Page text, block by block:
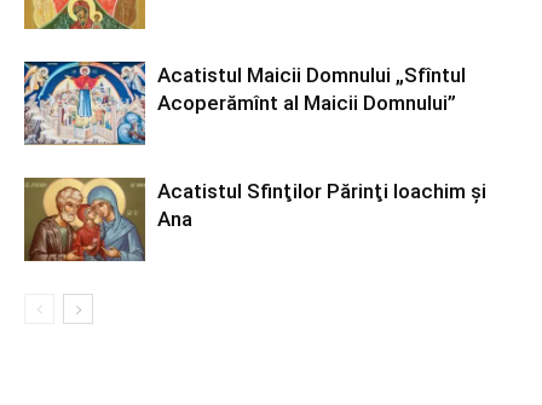
Acatistul Maicii Domnului „Sfîntul
Acoperămînt al Maicii Domnului”
Acatistul Sfinţilor Părinţi Ioachim şi
Ana